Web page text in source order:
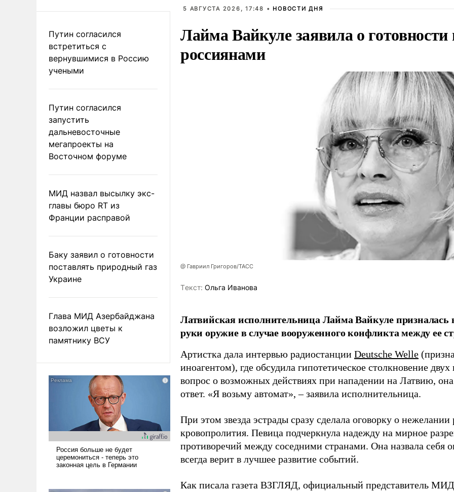
Путин согласился
встретиться с
вернувшимися в Россию
учеными
Путин согласился
запустить
дальневосточные
мегапроекты на
Восточном форуме
МИД назвал высылку экс-
главы бюро RT из
Франции расправой
Баку заявил о готовности
поставлять природный газ
Украине
Глава МИД Азербайджана
возложил цветы к
памятнику ВСУ
5 АВГУСТА 2026, 17:48 • НОВОСТИ ДНЯ
Лайма Вайкуле заявила о готовности
россиянами
@ Гавриил Григоров/ТАСС
Tекст: Ольга Иванова
Латвийская исполнительница Лайма Вайкуле призналась
руки оружие в случае вооруженного конфликта между ее
Артистка дала интервью радиостанции Deutsche Welle
иноагентом), где обсудила гипотетическое столкновение двух
вопрос о возможных действиях при нападении на Латвию,
ответ. «Я возьму автомат», – заявила исполнительница.
При этом звезда эстрады сразу сделала оговорку о нежелании
кровопролития. Певица подчеркнула надежду на мирное
противоречий между соседними странами. Она назвала себя
всегда верит в лучшее развитие событий.
Как писала газета ВЗГЛЯД, официальный представитель